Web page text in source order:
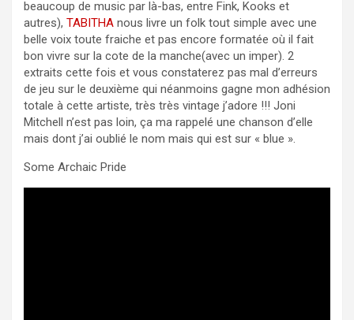
beaucoup de music par là-bas, entre Fink, Kooks et
autres), TABITHA nous livre un folk tout simple avec une
belle voix toute fraiche et pas encore formatée où il fait
bon vivre sur la cote de la manche(avec un imper). 2
extraits cette fois et vous constaterez pas mal d’erreurs
de jeu sur le deuxième qui néanmoins gagne mon adhésion
totale à cette artiste, très très vintage j’adore !!! Joni
Mitchell n’est pas loin, ça ma rappelé une chanson d’elle
mais dont j’ai oublié le nom mais qui est sur « blue ».
Some Archaic Pride